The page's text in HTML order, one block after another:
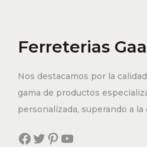
Ferreterias
Nos destacamos por la
gama de productos
personalizada, superando a
Facebook Twitter Pinterest YouTube